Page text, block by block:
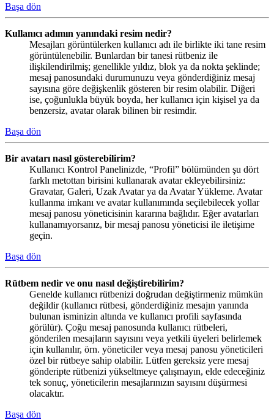
Başa dön
Kullanıcı adımın yanındaki resim nedir?
Mesajları görüntülerken kullanıcı adı ile birlikte iki tane resim
görüntülenebilir. Bunlardan bir tanesi rütbeniz ile
ilişkilendirilmiş; genellikle yıldız, blok ya da nokta şeklinde;
mesaj panosundaki durumunuzu veya gönderdiğiniz mesaj
sayısına göre değişkenlik gösteren bir resim olabilir. Diğeri
ise, çoğunlukla büyük boyda, her kullanıcı için kişisel ya da
benzersiz, avatar olarak bilinen bir resimdir.
Başa dön
Bir avatarı nasıl gösterebilirim?
Kullanıcı Kontrol Panelinizde, “Profil” bölümünden şu dört
farklı metottan birisini kullanarak avatar ekleyebilirsiniz:
Gravatar, Galeri, Uzak Avatar ya da Avatar Yükleme. Avatar
kullanma imkanı ve avatar kullanımında seçilebilecek yollar
mesaj panosu yöneticisinin kararına bağlıdır. Eğer avatarları
kullanamıyorsanız, bir mesaj panosu yöneticisi ile iletişime
geçin.
Başa dön
Rütbem nedir ve onu nasıl değiştirebilirim?
Genelde kullanıcı rütbenizi doğrudan değiştirmeniz mümkün
değildir (kullanıcı rütbesi, gönderdiğiniz mesajın yanında
bulunan isminizin altında ve kullanıcı profili sayfasında
görülür). Çoğu mesaj panosunda kullanıcı rütbeleri,
gönderilen mesajların sayısını veya yetkili üyeleri belirlemek
için kullanılır, örn. yöneticiler veya mesaj panosu yöneticileri
özel bir rütbeye sahip olabilir. Lütfen gereksiz yere mesaj
gönderipte rütbenizi yükseltmeye çalışmayın, elde edeceğiniz
tek sonuç, yöneticilerin mesajlarınızın sayısını düşürmesi
olacaktır.
Başa dön